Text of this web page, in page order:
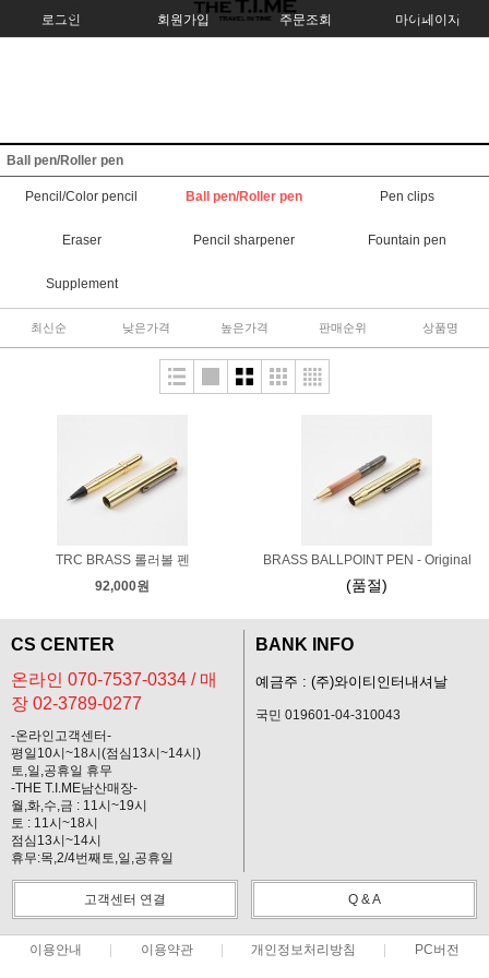
로그인 회원가입 주문조회 마이페이지
Ball pen/Roller pen
Pencil/Color pencil Ball pen/Roller pen Pen clips
Eraser Pencil sharpener Fountain pen
Supplement
최신순 낮은가격 높은가격 판매순위 상품명
TRC BRASS 롤러볼 펜
92,000원
BRASS BALLPOINT PEN - Original
(품절)
CS CENTER
온라인 070-7537-0334 / 매
장 02-3789-0277
-온라인고객센터-
평일10시~18시(점심13시~14시)
토,일,공휴일 휴무
-THE T.I.ME남산매장-
월,화,수,금 : 11시~19시
토 : 11시~18시
점심13시~14시
휴무:목,2/4번째토,일,공휴일
BANK INFO
예금주 : (주)와이티인터내셔날
국민 019601-04-310043
고객센터 연결 Q & A
이용안내 이용약관 개인정보처리방침 PC버전